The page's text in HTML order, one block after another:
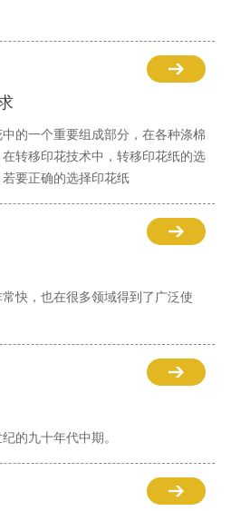
的一个重要组成部分，在各种涤棉
转移印花技术中，转移印花纸的选
要正确的选择印花纸
快，也在很多领域得到了广泛使
的九十年代中期。